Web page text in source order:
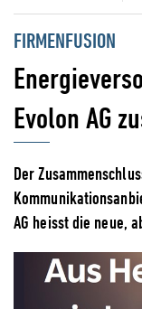
FIRMENFUSION
Evolon AG
Der
AG heisst die neue,